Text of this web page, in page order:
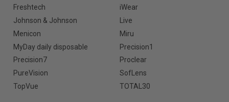
Freshtech
iWear
Johnson & Johnson
Live
Menicon
Miru
MyDay daily disposable
Precision1
Precision7
Proclear
PureVision
SofLens
TopVue
TOTAL30